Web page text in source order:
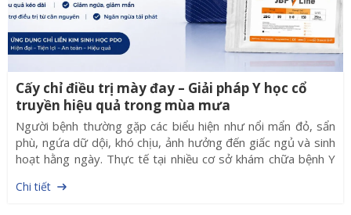
Cấy chỉ điều trị mày đay – Giải pháp Y học cổ
truyền hiệu quả trong mùa mưa
Người bệnh thường gặp các biểu hiện như nổi mẩn đỏ, sẩn
phù, ngứa dữ dội, khó chịu, ảnh hưởng đến giấc ngủ và sinh
hoạt hằng ngày. Thực tế tại nhiều cơ sở khám chữa bệnh Y
đay tăng đáng kể trong giai đoạn này. Bên cạnh các phương
Chi tiết